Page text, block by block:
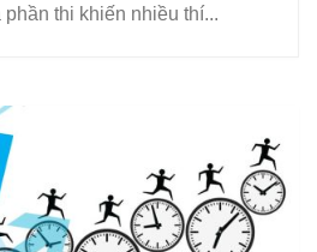
phần thi khiến nhiều thí...